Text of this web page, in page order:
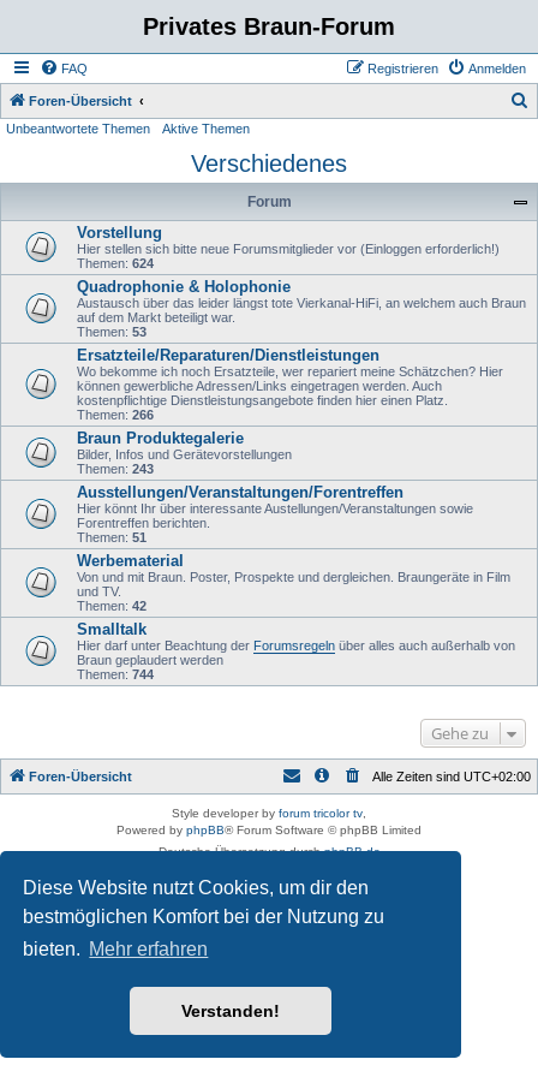
Diese Website nutzt Cookies, um dir den
bestmöglichen Komfort bei der Nutzung zu
bieten. Mehr erfahren
Verstanden!
Privates Braun-Forum
FAQ Anmelden
Registrieren
Foren-Übersicht
h
Unbeantwortete Themen Aktive Themen
Verschiedenes
Forum
Vorstellung
Hier stellen sich bitte neue Forumsmitglieder vor (Einloggen erforderlich!)
Themen: 624
Quadrophonie & Holophonie
Austausch über das leider längst tote Vierkanal-HiFi, an welchem auch Braun
auf dem Markt beteiligt war.
Themen: 53
Ersatzteile/Reparaturen/Dienstleistungen
Wo bekomme ich noch Ersatzteile, wer repariert meine Schätzchen? Hier
können gewerbliche Adressen/Links eingetragen werden. Auch
kostenpflichtige Dienstleistungsangebote finden hier einen Platz.
Themen: 266
Braun Produktegalerie
Bilder, Infos und Gerätevorstellungen
Themen: 243
Ausstellungen/Veranstaltungen/Forentreffen
Hier könnt Ihr über interessante Austellungen/Veranstaltungen sowie
Forentreffen berichten.
Themen: 51
Werbematerial
Von und mit Braun. Poster, Prospekte und dergleichen. Braungeräte in Film
und TV.
Themen: 42
Smalltalk
Hier darf unter Beachtung der Forumsregeln über alles auch außerhalb von
Braun geplaudert werden
Themen: 744
Gehe zu
Foren-Übersicht Alle Zeiten sind UTC+02:00
Style developer by forum tricolor tv
Powered by phpBB® Forum Software © phpBB Limited
Deutsche Übersetzung durchphpBB.de